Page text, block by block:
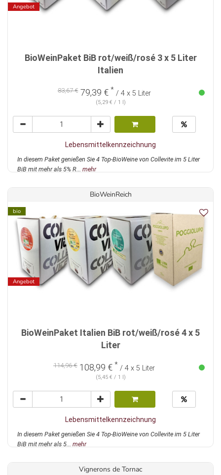
Angebot
BioWeinPaket BiB rot/weiß/rosé 3 x 5 Liter
Italien
83,67 €79,39 € * / 4 x 5 Liter
(5,29 € / 1 l)
Lebensmittelkennzeichnung
In diesem Paket genießen Sie 4 Top-BioWeine von Collevite im 5 Liter
BiB mit mehr als 5% R... mehr
BioWeinReich
bio
Angebot
BioWeinPaket Italien BiB rot/weiß/rosé 4 x 5
Liter
114,96 € 108,99 € * / 4 x 5 Liter
(5,45 € / 1 l)
Lebensmittelkennzeichnung
In diesem Paket genießen Sie 4 Top-BioWeine von Collevite im 5 Liter
BiB mit mehr als 5... mehr
Vignerons de Tornac